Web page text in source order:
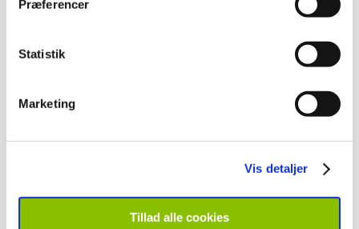
Præferencer
Statistik
Marketing
Vis detaljer
Tillad alle cookies
Katrine Nødgaard